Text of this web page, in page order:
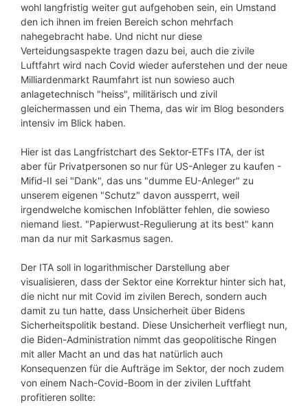
wohl langfristig weiter gut aufgehoben sein, ein Umstand
den ich ihnen im freien Bereich schon mehrfach
nahegebracht habe. Und nicht nur diese
Verteidungsaspekte tragen dazu bei, auch die zivile
Luftfahrt wird nach Covid wieder auferstehen und der neue
Milliardenmarkt Raumfahrt ist nun sowieso auch
anlagetechnisch "heiss", militärisch und zivil
gleichermassen und ein Thema, das wir im Blog besonders
intensiv im Blick haben.
Hier ist das Langfristchart des Sektor-ETFs ITA, der ist
aber für Privatpersonen so nur für US-Anleger zu kaufen -
Mifid-II sei "Dank", das uns "dumme EU-Anleger" zu
unserem eigenen "Schutz" davon aussperrt, weil
irgendwelche komischen Infoblätter fehlen, die sowieso
niemand liest. "Papierwust-Regulierung at its best" kann
man da nur mit Sarkasmus sagen.
Der ITA soll in logarithmischer Darstellung aber
visualisieren, dass der Sektor eine Korrektur hinter sich hat,
die nicht nur mit Covid im zivilen Berech, sondern auch
damit zu tun hatte, dass Unsicherheit über Bidens
Sicherheitspolitik bestand. Diese Unsicherheit verfliegt nun,
die Biden-Administration nimmt das geopolitische Ringen
mit aller Macht an und das hat natürlich auch
Konsequenzen für die Aufträge im Sektor, der noch zudem
von einem Nach-Covid-Boom in der zivilen Luftfaht
profitieren sollte: